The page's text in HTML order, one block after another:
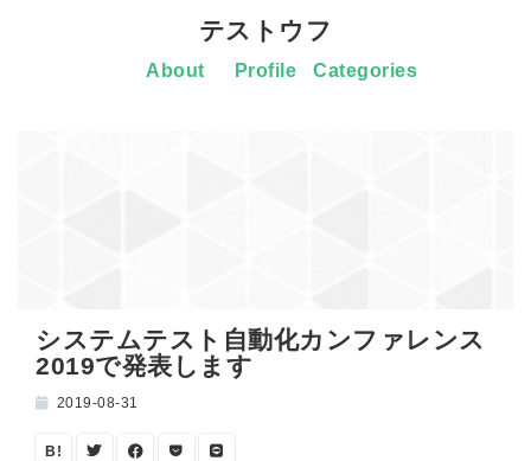
テストウフ
About Profile Categories
システムテスト自動化カンファレンス
2019で発表します
2019-08-31
B!